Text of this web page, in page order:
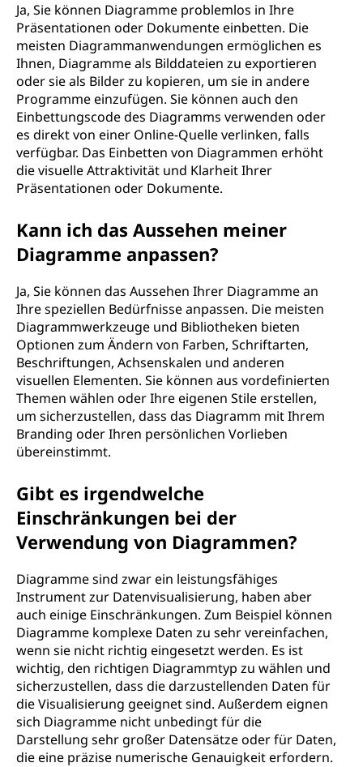
Ja, Sie können Diagramme problemlos in Ihre
Präsentationen oder Dokumente einbetten. Die
meisten Diagrammanwendungen ermöglichen es
Ihnen, Diagramme als Bilddateien zu exportieren
oder sie als Bilder zu kopieren, um sie in andere
Programme einzufügen. Sie können auch den
Einbettungscode des Diagramms verwenden oder
es direkt von einer Online-Quelle verlinken, falls
verfügbar. Das Einbetten von Diagrammen erhöht
die visuelle Attraktivität und Klarheit Ihrer
Präsentationen oder Dokumente.
Kann ich das Aussehen meiner
Diagramme anpassen?
Ja, Sie können das Aussehen Ihrer Diagramme an
Ihre speziellen Bedürfnisse anpassen. Die meisten
Diagrammwerkzeuge und Bibliotheken bieten
Optionen zum Ändern von Farben, Schriftarten,
Beschriftungen, Achsenskalen und anderen
visuellen Elementen. Sie können aus vordefinierten
Themen wählen oder Ihre eigenen Stile erstellen,
um sicherzustellen, dass das Diagramm mit Ihrem
Branding oder Ihren persönlichen Vorlieben
übereinstimmt.
Gibt es irgendwelche
Einschränkungen bei der
Verwendung von Diagrammen?
Diagramme sind zwar ein leistungsfähiges
Instrument zur Datenvisualisierung, haben aber
auch einige Einschränkungen. Zum Beispiel können
Diagramme komplexe Daten zu sehr vereinfachen,
wenn sie nicht richtig eingesetzt werden. Es ist
wichtig, den richtigen Diagrammtyp zu wählen und
sicherzustellen, dass die darzustellenden Daten für
die Visualisierung geeignet sind. Außerdem eignen
sich Diagramme nicht unbedingt für die
Darstellung sehr großer Datensätze oder für Daten,
die eine präzise numerische Genauigkeit erfordern.